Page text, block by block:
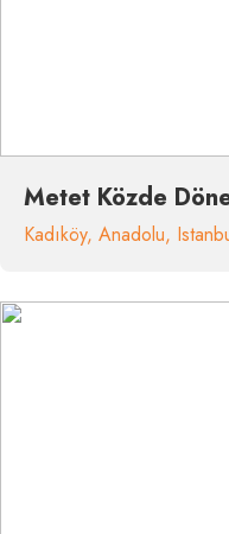
Metet Közde
Kadıköy, Anadolu,